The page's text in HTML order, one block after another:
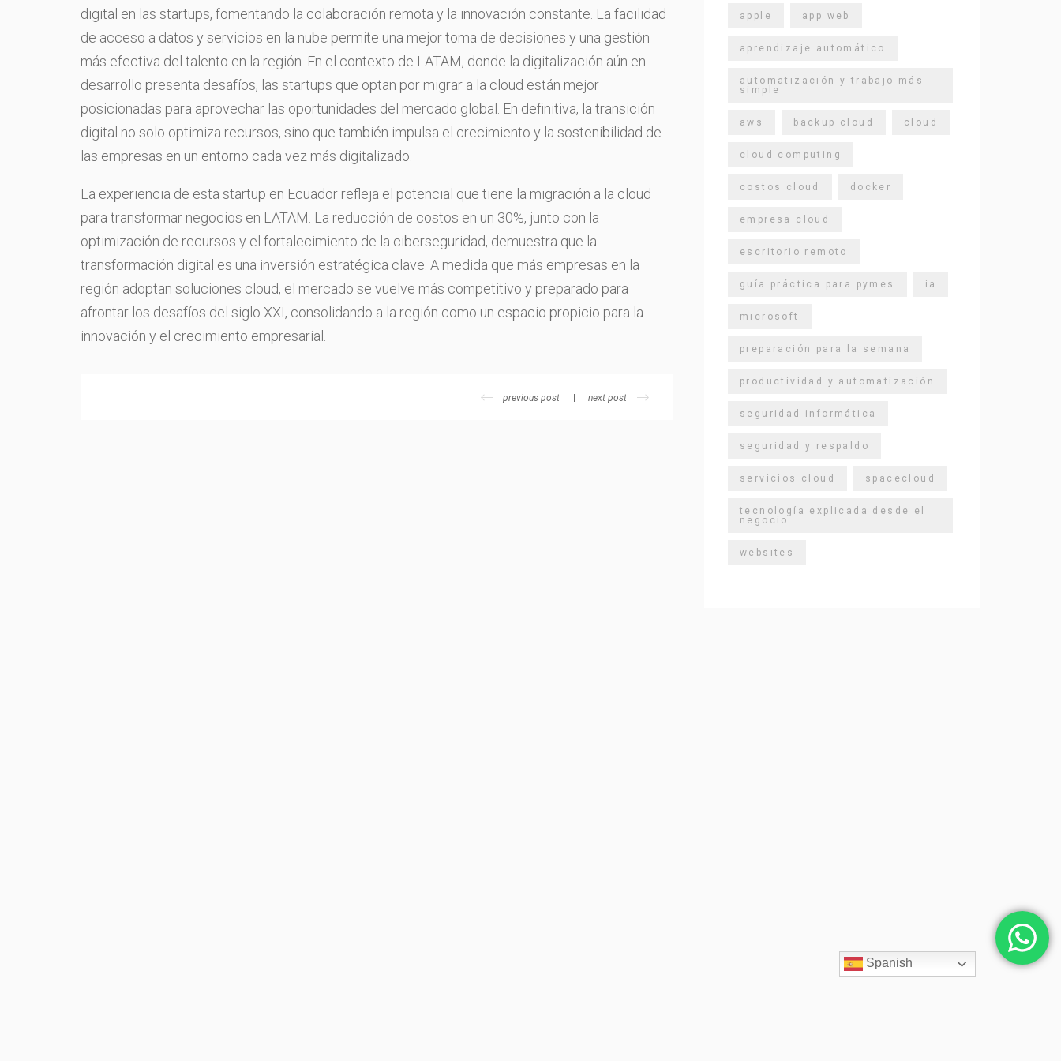
digital en las startups, fomentando la colaboración remota y la innovación constante. La facilidad
de acceso a datos y servicios en la nube permite una mejor toma de decisiones y una gestión
más efectiva del talento en la región. En el contexto de LATAM, donde la digitalización aún en
desarrollo presenta desafíos, las startups que optan por migrar a la cloud están mejor
posicionadas para aprovechar las oportunidades del mercado global. En definitiva, la transición
digital no solo optimiza recursos, sino que también impulsa el crecimiento y la sostenibilidad de
las empresas en un entorno cada vez más digitalizado.
La experiencia de esta startup en Ecuador refleja el potencial que tiene la migración a la cloud
para transformar negocios en LATAM. La reducción de costos en un 30%, junto con la
optimización de recursos y el fortalecimiento de la ciberseguridad, demuestra que la
transformación digital es una inversión estratégica clave. A medida que más empresas en la
región adoptan soluciones cloud, el mercado se vuelve más competitivo y preparado para
afrontar los desafíos del siglo XXI, consolidando a la región como un espacio propicio para la
innovación y el crecimiento empresarial.
previous post next post
apple app web
aprendizaje automático
automatización y trabajo más
simple
aws backup cloud cloud
cloud computing
costos cloud docker
empresa cloud
escritorio remoto
guía práctica para pymes ia
microsoft
preparación para la semana
productividad y automatización
seguridad informática
seguridad y respaldo
servicios cloud spacecloud
tecnología explicada desde el
negocio
websites
Spanish